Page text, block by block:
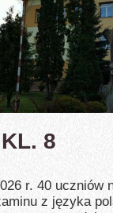
8
r. 40 uczniów
z języka